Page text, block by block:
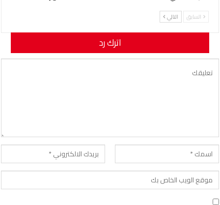
السابق التالي
اترك رد
لن يتم نشر عنوان بريدك الإلكتروني.